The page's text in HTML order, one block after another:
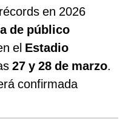
en 2026
de público
el Estadio
27 y 28 de marzo.
confirmada